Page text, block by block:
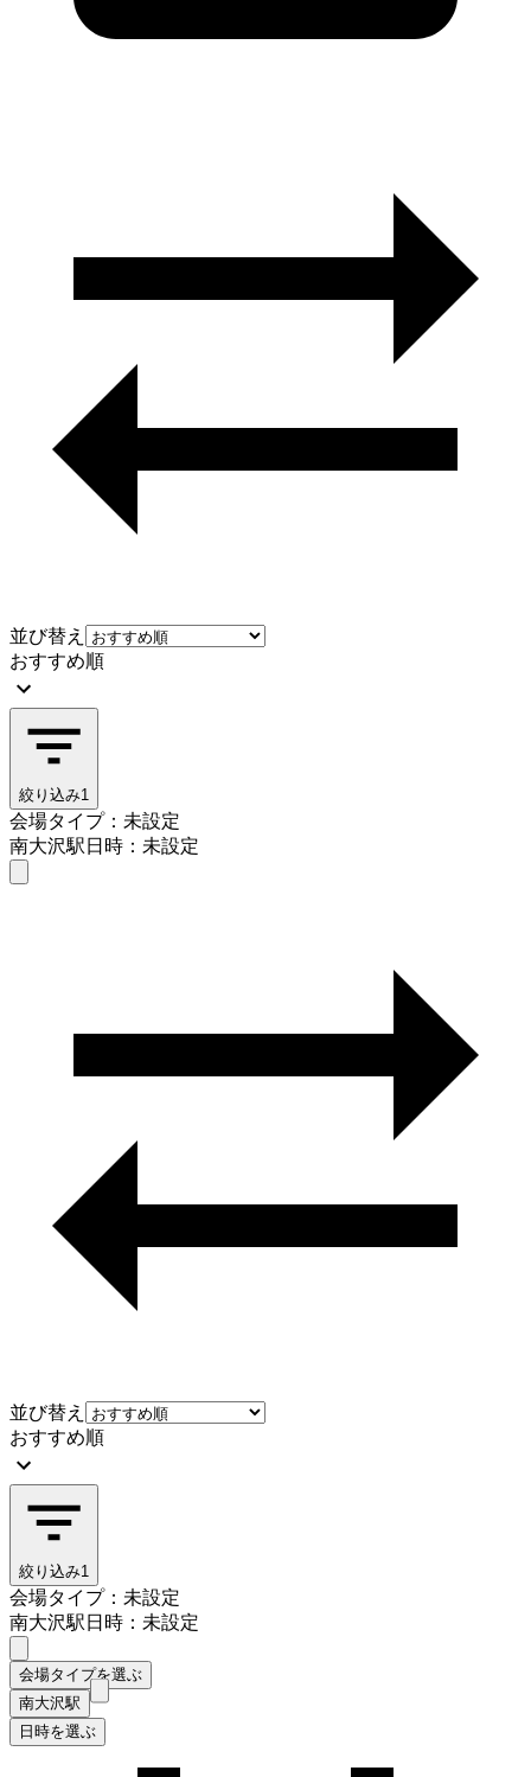
並び替え
おすすめ順
絞り込み1
会場タイプ：未設定
南大沢駅日時：未設定
並び替え
おすすめ順
絞り込み1
会場タイプ：未設定
南大沢駅日時：未設定
会場タイプを選ぶ
南大沢駅
日時を選ぶ